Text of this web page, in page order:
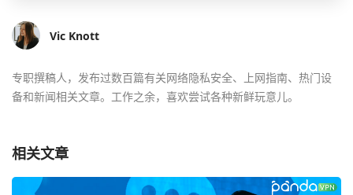
Vic Knott
专职撰稿人，发布过数百篇有关网络隐私安全、上网指南、热门设
备和新闻相关文章。工作之余，喜欢尝试各种新鲜玩意儿。
相关文章